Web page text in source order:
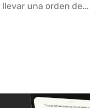
una orden de...